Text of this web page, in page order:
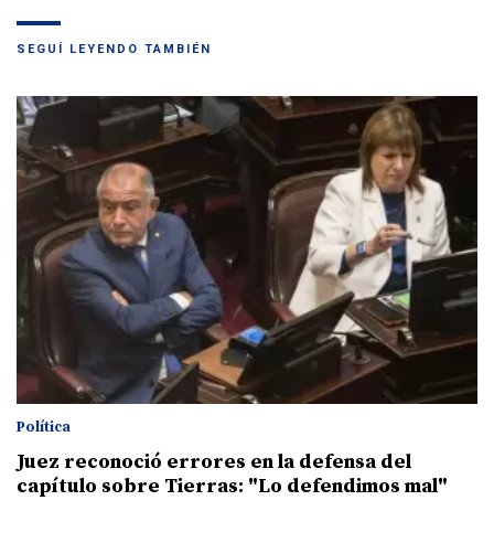
SEGUÍ LEYENDO TAMBIÉN
Política
Juez reconoció errores en la defensa del
capítulo sobre Tierras: "Lo defendimos mal"